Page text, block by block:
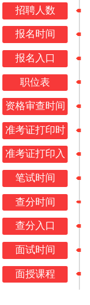
招聘人数
报名时间
报名入口
职位表
资格审查时间
准考证打印时
间
准考证打印入
口
笔试时间
查分时间
查分入口
面试时间
面授课程